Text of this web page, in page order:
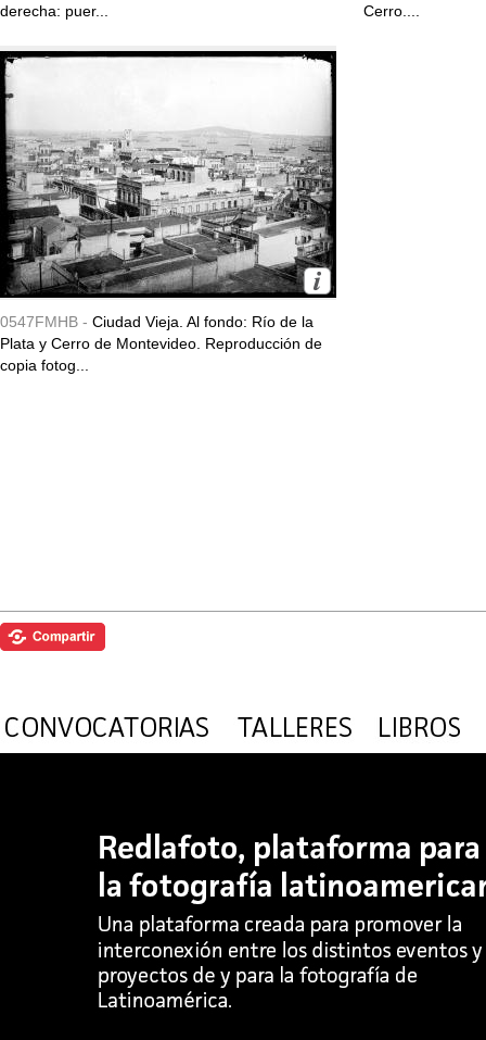
derecha: puer...
Cerro....
0547FMHB - Ciudad Vieja. Al fondo: Río de la
Plata y Cerro de Montevideo. Reproducción de
copia fotog...